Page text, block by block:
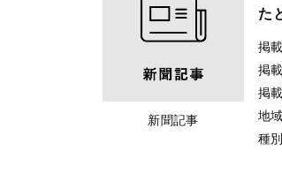
新聞記事
た
掲
掲
掲
地域
種別